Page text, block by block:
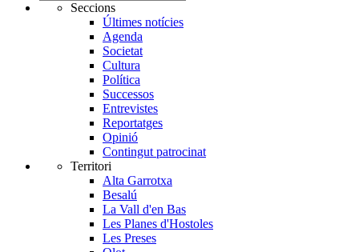
Seccions
Últimes notícies
Agenda
Societat
Cultura
Política
Successos
Entrevistes
Reportatges
Opinió
Contingut patrocinat
Territori
Alta Garrotxa
Besalú
La Vall d'en Bas
Les Planes d'Hostoles
Les Preses